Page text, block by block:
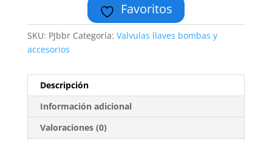
Favoritos
SKU: PJbbr Categoría: Valvulas llaves bombas y
accesorios
Descripción
Información adicional
Valoraciones (0)